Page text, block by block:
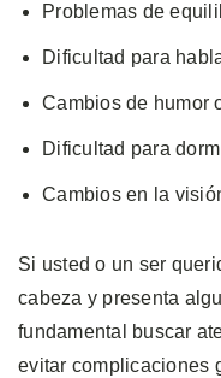
Problemas de
Dificultad para
Cambios de humor
Dificultad para
Cambios en la
Si usted o un ser
cabeza y presenta
fundamental buscar
evitar complicaciones